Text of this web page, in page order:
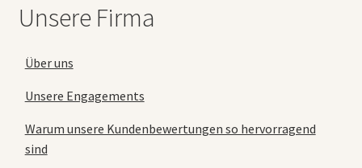
Unsere Firma
Über uns
Unsere Engagements
Warum unsere Kundenbewertungen so hervorragend
sind